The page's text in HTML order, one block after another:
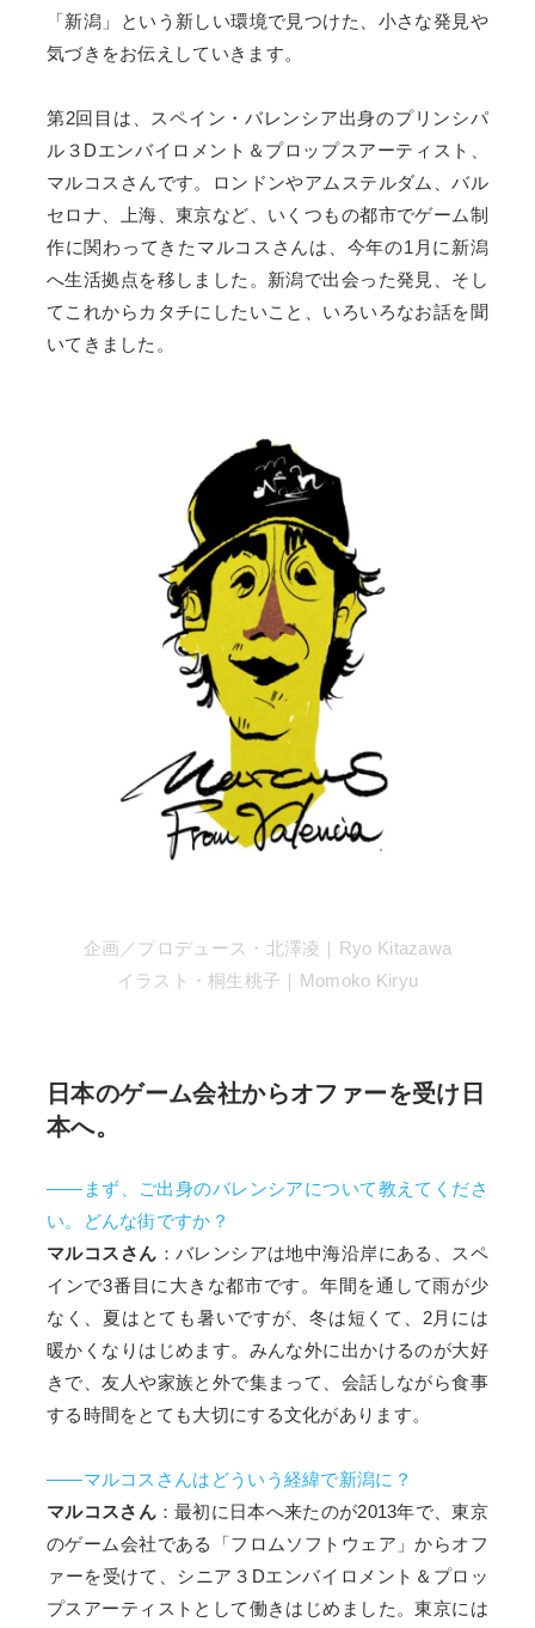
「新潟」という新しい環境で見つけた、小さな発見や
気づきをお伝えしていきます。
第2回目は、スペイン・バレンシア出身のプリンシパ
ル３Dエンバイロメント＆プロップスアーティスト、
マルコスさんです。ロンドンやアムステルダム、バル
セロナ、上海、東京など、いくつもの都市でゲーム制
作に関わってきたマルコスさんは、今年の1月に新潟
へ生活拠点を移しました。新潟で出会った発見、そし
てこれからカタチにしたいこと、いろいろなお話を聞
いてきました。
企画／プロデュース・北澤凌｜Ryo Kitazawa
イラスト・桐生桃子｜Momoko Kiryu
日本のゲーム会社からオファーを受け日
本へ。
――まず、ご出身のバレンシアについて教えてくださ
い。どんな街ですか？
マルコスさん ：バレンシアは地中海沿岸にある、スペ
インで3番目に大きな都市です。年間を通して雨が少
なく、夏はとても暑いですが、冬は短くて、2月には
暖かくなりはじめます。みんな外に出かけるのが大好
きで、友人や家族と外で集まって、会話しながら食事
する時間をとても大切にする文化があります。
――マルコスさんはどういう経緯で新潟に？
マルコスさん：最初に日本へ来たのが2013年で、東京
のゲーム会社である「フロムソフトウェア」からオフ
ァーを受けて、シニア３Dエンバイロメント＆プロッ
プスアーティストとして働きはじめました。東京には